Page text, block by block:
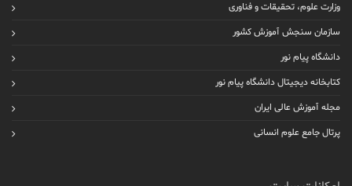
وزارت علوم، تحقیقات و فناوری
سازمان سنجش آموزش کشور
دانشگاه پیام نور
کتابخانه دیجیتال دانشگاه پیام نور
مجله آموزش عالی ایران
پرتال جامع علوم انسانی